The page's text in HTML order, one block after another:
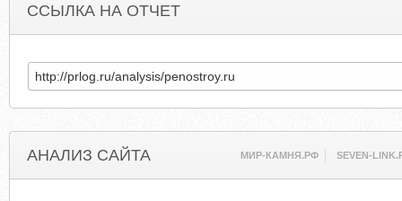
ССЫЛКА НА ОТЧЕТ
АНАЛИЗ САЙТА МИР-КАМНЯ.РФ SEVEN-